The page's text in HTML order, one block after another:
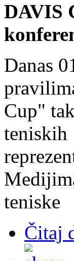
DAVIS
Danas
Cup"
teniskih
teniske
Čitaj